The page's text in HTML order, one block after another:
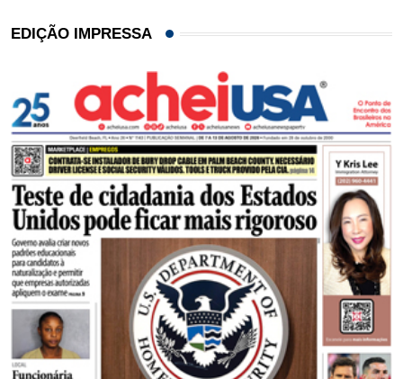
EDIÇÃO IMPRESSA